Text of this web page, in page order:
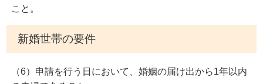
こと。
新婚世帯の要件
（6）申請を行う日において、婚姻の届け出から1年以内